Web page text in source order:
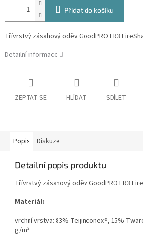
Přidat do košíku
Třívrstvý zásahový oděv GoodPRO FR3
Detailní informace
ZEPTAT SE HLÍDAT SDÍLET
Popis Diskuze
Detailní popis produktu
Třívrstvý zásahový oděv GoodPRO FR3
Materiál:
vrchní vrstva: 83% Teijinconex®, 15%
g/m²